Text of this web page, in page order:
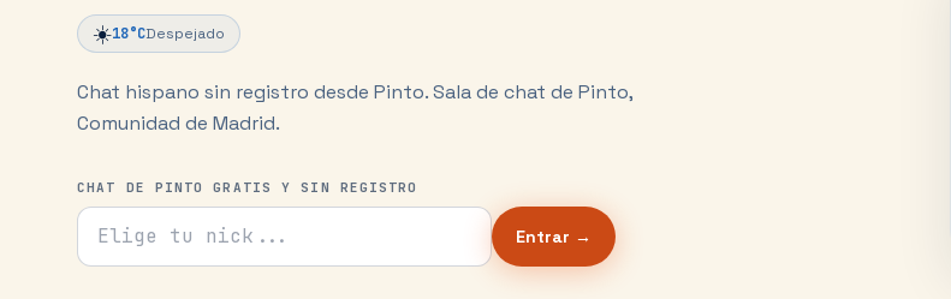
☀️18°CDespejado
Chat hispano sin registro desde Pinto.Sala de chat de Pinto,
Comunidad de Madrid.
CHAT DE PINTO GRATIS Y SIN REGISTRO
Tu nick para el chat
Entrar →